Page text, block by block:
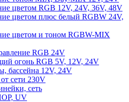
цветом RGB 12V, 24V, 36V, 48V
цветом плюс белый RGBW 24V,
цветом и тоном RGBW-MIX
RGB 24V
огонь RGB 5V, 12V, 24V
бассейна 12V, 24V
сети 230V
сеть
UV